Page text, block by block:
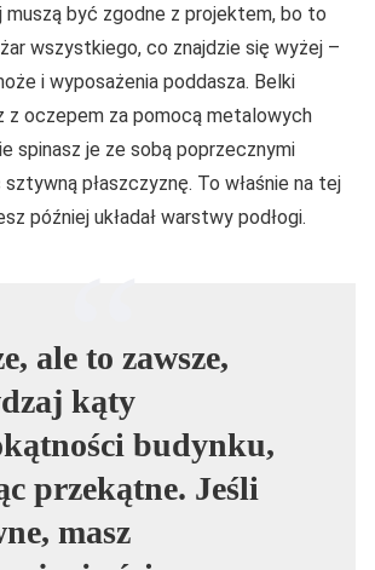
być zgodne z projektem, bo to
wszystkiego, co znajdzie się wyżej –
i wyposażenia poddasza. Belki
z oczepem za pomocą metalowych
spinasz je ze sobą poprzecznymi
płaszczyznę. To właśnie na tej
później układał warstwy podłogi.
ale to zawsze,
kąty
budynku,
przekątne. Jeśli
masz